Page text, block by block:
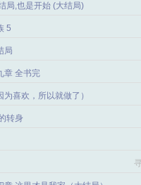
局,也是开始 (大结局)
5
局
章 全书完
为喜欢，所以就做了）
转身